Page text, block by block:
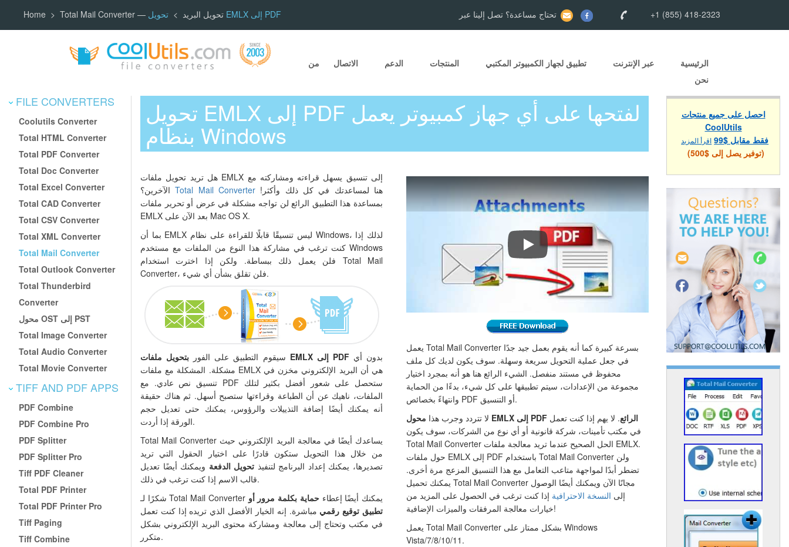
Home Total Mail Converter — تحويل البريد تحويل EMLX إلى PDF تحتاج مساعدة؟ تصل إلينا عبر +1 (855) 418-2323
الرئيسية عبر الإنترنت تطبيق لجهاز الكمبيوتر المكتبي المنتجات الدعم الاتصال
من
نحن
FILE CONVERTERS
Coolutils Converter
Total HTML Converter
Total PDF Converter
Total Doc Converter
Total Excel Converter
Total CAD Converter
Total CSV Converter
Total XML Converter
Total Mail Converter
Total Outlook Converter
Total Thunderbird
Converter
محول OST إلى PST
Total Image Converter
Total Audio Converter
Total Movie Converter
TIFF AND PDF APPS
PDF Combine
PDF Combine Pro
PDF Splitter
PDF Splitter Pro
Tiff PDF Cleaner
Total PDF Printer
Total PDF Printer Pro
Tiff Paging
Tiff Combine
تحويل EMLX إلى PDF لفتحها على أي جهاز كمبيوتر يعمل
بنظام Windows
هل تريد تحويل ملفات EMLX إلى تنسيق يسهل قراءته ومشاركته مع
الآخرين؟Total Mail Converter
بمساعدة هذا التطبيق الرائع لن تواجه مشكلة في عرض أو تحرير ملفات
EMLX بعد الآن على Mac OS X.
بما أن EMLX ليس تنسيقًا قابلًا للقراءة على نظام Windows، لذلك إذا
كنت ترغب في مشاركة هذا النوع من الملفات مع مستخدم Windows
فلن يعمل ذلك ببساطة. ولكن إذا اخترت استخدام Total Mail
Converter، فلن تقلق بشأن أي شيء.
سيقوم التطبيق على الفور بتحويل ملفات EMLX إلى PDFبدون أي
مشكلة. المشكلة مع ملفات EMLX هي أن البريد الإلكتروني مخزن في
تنسيق نص عادي. مع PDF ستحصل على شعور أفضل بكثير لتلك
الملفات، ناهيك عن أن الطباعة وقراءتها ستصبح أسهل. ثم هناك حقيقة
أنه يمكنك أيضًا إضافة التذييلات والرؤوس، يمكنك حتى تعديل حجم
الورقة إذا أردت.
Total Mail Converter يساعدك أيضًا في معالجة البريد الإلكتروني حيث
من خلال هذا التحويل ستكون قادرًا على اختيار الحقول التي تريد
تصديرها، يمكنك إعداد البرنامج لتنفيذ تحويل الدفعة ويمكنك أيضًا تعديل
قالب الاسم إذا كنت ترغب في ذلك.
شكرًا لـ Total Mail Converter يمكنك أيضًا إعطاءحماية بكلمة مرور أو
تطبيق توقيع رقمي مباشرة. إنه الخيار الأفضل الذي تريده إذا كنت تعمل
في مكتب وتحتاج إلى معالجة ومشاركة محتوى البريد الإلكتروني بشكل
متكرر.
تحويل الرسائل الإلكترونية إلى PDF, DOC, RTF, TIFF, HTML
يعمل Total Mail Converter بسرعة كبيرة كما أنه يقوم بعمل جيد جدًا
في جعل عملية التحويل سريعة وسهلة. سوف يكون لديك كل ملف
محفوظ في مستند منفصل. الشيء الرائع هنا هو أنه بمجرد اختيار
مجموعة من الإعدادات، سيتم تطبيقها على كل شيء، بدءًا من الحماية
وانتهاءً بخصائص PDF أو التنسيق.
لا تتردد وجرب هذا
محول EMLX إلى PDF الرائع. لا يهم إذا كنت تعمل
في مكتب تأمينات، شركة قانونية أو أي نوع من الشركات، سوف يكون
Total Mail Converter الحل الصحيح عندما تريد معالجة ملفات EMLX.
حول ملفات EMLX إلى PDF باستخدام Total Mail Converter ولن
تضطر أبدًا لمواجهة متاعب التعامل مع هذا التنسيق المزعج مرة أخرى.
يمكنك تحميل Total Mail Converter مجانًا الآن ويمكنك أيضًا الوصول
إلى النسخة الاحترافية إذا كنت ترغب في الحصول على المزيد من
خيارات معالجة المرفقات والميزات الإضافية!
يعمل Total Mail Converter بشكل ممتاز على Windows
Vista/7/8/10/11.
احصل على جميع منتجات
CoolUtils
فقط مقابل $99
اقرأ المزيد
(توفير يصل إلى $500)